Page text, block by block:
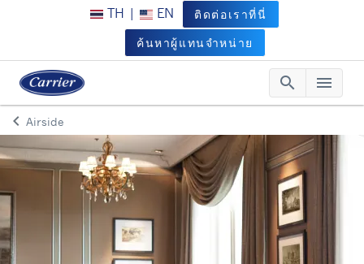
TH | EN ติดต่อเราที่นี่
ค้นหาผู้แทนจำหน่าย
search menu
keyboard_arrow_leftArrow back
Airside